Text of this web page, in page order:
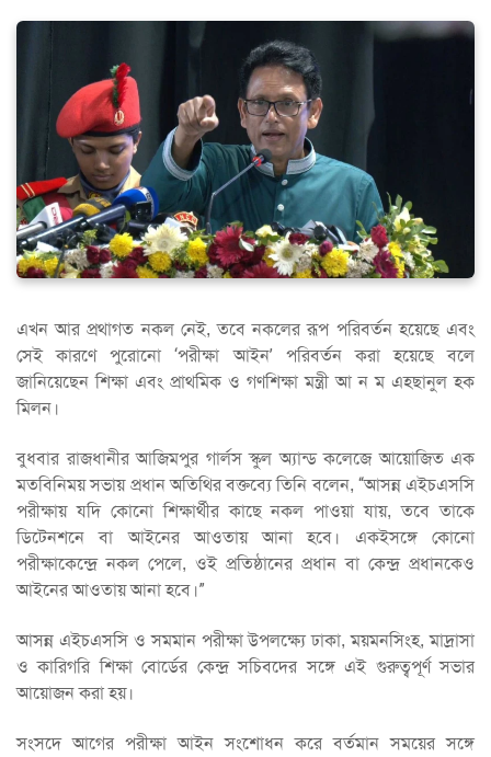
এখন আর প্রথাগত নকল নেই, তবে নকলের রূপ পরিবর্তন হয়েছে এবং
সেই কারণে পুরোনো ‘পরীক্ষা আইন’ পরিবর্তন করা হয়েছে বলে
জানিয়েছেন শিক্ষা এবং প্রাথমিক ও গণশিক্ষা মন্ত্রী আ ন ম এহছানুল হক
মিলন।
বুধবার রাজধানীর আজিমপুর গার্লস স্কুল অ্যান্ড কলেজে আয়োজিত এক
মতবিনিময় সভায় প্রধান অতিথির বক্তব্যে তিনি বলেন, “আসন্ন এইচএসসি
পরীক্ষায় যদি কোনো শিক্ষার্থীর কাছে নকল পাওয়া যায়, তবে তাকে
ডিটেনশনে বা আইনের আওতায় আনা হবে। একইসঙ্গে কোনো
পরীক্ষাকেন্দ্রে নকল পেলে, ওই প্রতিষ্ঠানের প্রধান বা কেন্দ্র প্রধানকেও
আইনের আওতায় আনা হবে।”
আসন্ন এইচএসসি ও সমমান পরীক্ষা উপলক্ষ্যে ঢাকা, ময়মনসিংহ, মাদ্রাসা
ও কারিগরি শিক্ষা বোর্ডের কেন্দ্র সচিবদের সঙ্গে এই গুরুত্বপূর্ণ সভার
আয়োজন করা হয়।
সংসদে আগের পরীক্ষা আইন সংশোধন করে বর্তমান সময়ের সঙ্গে